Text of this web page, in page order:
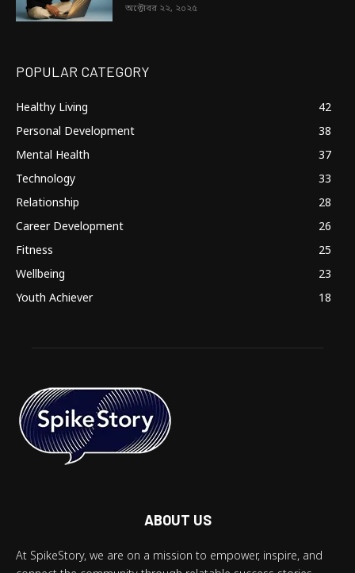
অক্টোবর ২২, ২০২৫
POPULAR CATEGORY
Healthy Living
42
Personal Development
38
Mental Health
37
Technology
33
Relationship
28
Career Development
26
Fitness
25
Wellbeing
23
Youth Achiever
18
ABOUT US
At SpikeStory, we are on a mission to empower, inspire, and